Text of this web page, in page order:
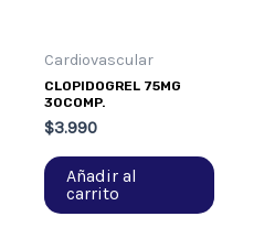
Cardiovascular
CLOPIDOGREL 75MG
30COMP.
$3.990
Añadir al
carrito